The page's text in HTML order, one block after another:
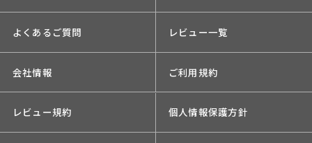
よくあるご質問 レビュー一覧
会社情報 ご利用規約
レビュー規約 個人情報保護方針